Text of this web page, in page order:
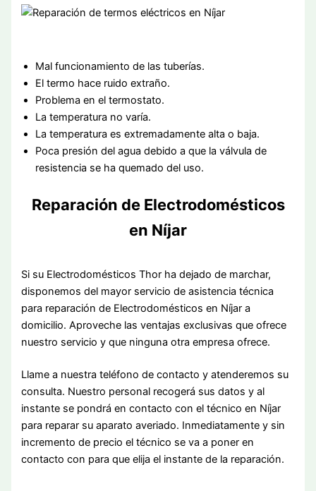
Mal funcionamiento de las tuberías.
El termo hace ruido extraño.
Problema en el termostato.
La temperatura no varía.
La temperatura es extremadamente alta o baja.
Poca presión del agua debido a que la válvula de
resistencia se ha quemado del uso.
Reparación de Electrodomésticos
en Níjar
Si su Electrodomésticos Thor ha dejado de marchar,
disponemos del mayor servicio de asistencia técnica
para reparación de Electrodomésticos en Níjar a
domicilio. Aproveche las ventajas exclusivas que ofrece
nuestro servicio y que ninguna otra empresa ofrece.
Llame a nuestra teléfono de contacto y atenderemos su
consulta. Nuestro personal recogerá sus datos y al
instante se pondrá en contacto con el técnico en Níjar
para reparar su aparato averiado. Inmediatamente y sin
incremento de precio el técnico se va a poner en
contacto con para que elija el instante de la reparación.